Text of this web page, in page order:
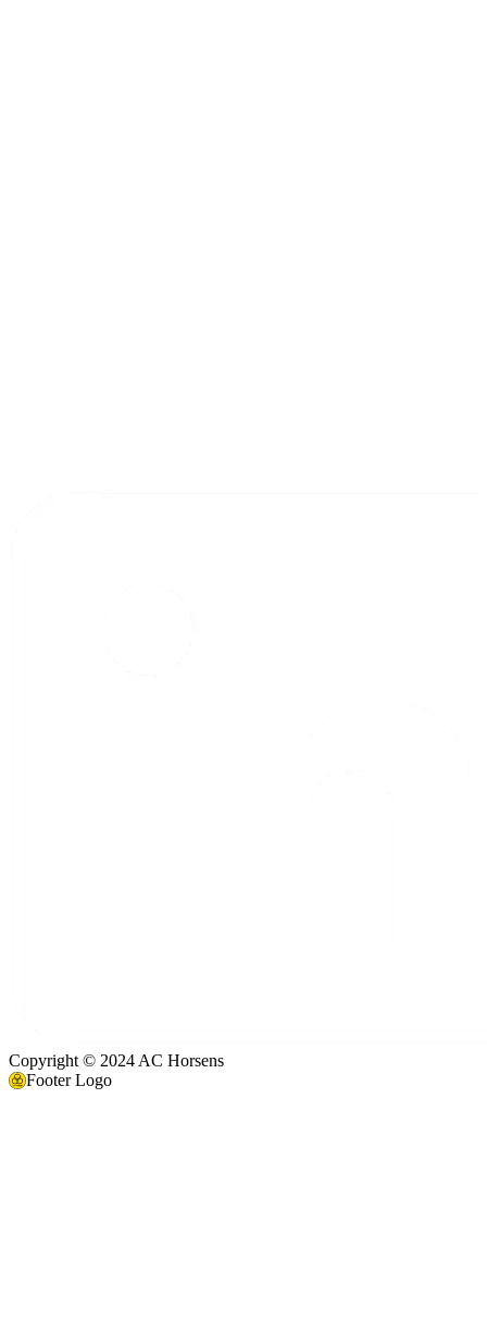
Copyright © 2024 AC Horsens
Footer Logo